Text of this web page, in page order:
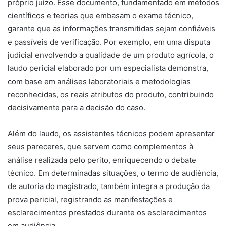
próprio juízo. Esse documento, fundamentado em métodos
científicos e teorias que embasam o exame técnico,
garante que as informações transmitidas sejam confiáveis
e passíveis de verificação. Por exemplo, em uma disputa
judicial envolvendo a qualidade de um produto agrícola, o
laudo pericial elaborado por um especialista demonstra,
com base em análises laboratoriais e metodologias
reconhecidas, os reais atributos do produto, contribuindo
decisivamente para a decisão do caso.
Além do laudo, os assistentes técnicos podem apresentar
seus pareceres, que servem como complementos à
análise realizada pelo perito, enriquecendo o debate
técnico. Em determinadas situações, o termo de audiência,
de autoria do magistrado, também integra a produção da
prova pericial, registrando as manifestações e
esclarecimentos prestados durante os esclarecimentos